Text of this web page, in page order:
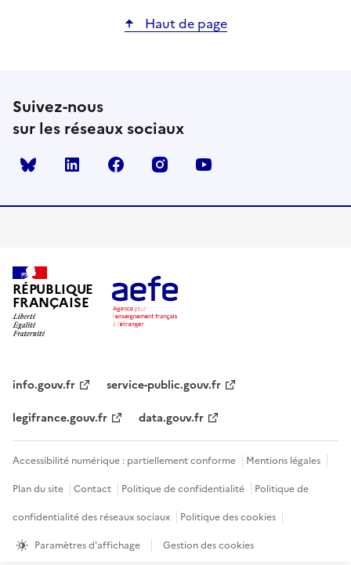
Haut de page
Suivez-nous
sur les réseaux sociaux
Bluesky linkedin facebook instagram
RÉPUBLIQUE
FRANÇAISE
info.gouv.fr
service-public.gouv.fr
legifrance.gouv.fr
data.gouv.fr
Accessibilité numérique : partiellement conforme
Mentions légales
Plan du site
Contact Politique de confidentialité
Politique de
confidentialité des réseaux sociaux
Politique des cookies
Paramètres d'affichage
Gestion des cookies